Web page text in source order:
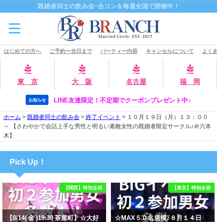
既婚者同士の飲み会･合コンを毎週全国で開催中！
はじめての方へ ご予約〜当日まで パーティー内容 キャンセルについて よく
東 京 大 阪 名古屋 福 岡
お知らせ LINE友達限定！不定期でクーポンプレゼント中♪
ホーム > 既婚者同士の飲み会> 終了イベント > １０月１９日（月）１３：００
～ 【さわやかで会話上手な男性と明るい素敵女性の既婚者限定サークル♪＠六本
木】
Pick Up！
【関西】特別企画
【8/14( 金 )19:30 茶屋町】☆大好
【東京】特別企画
☆MAX５０名規模♪８月１４日